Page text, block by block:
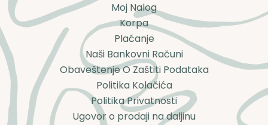
Moj Nalog
Korpa
Plaćanje
Naši Bankovni Računi
Obaveštenje O Zaštiti Podataka
Politika Kolačića
Politika Privatnosti
Ugovor o prodaji na daljinu